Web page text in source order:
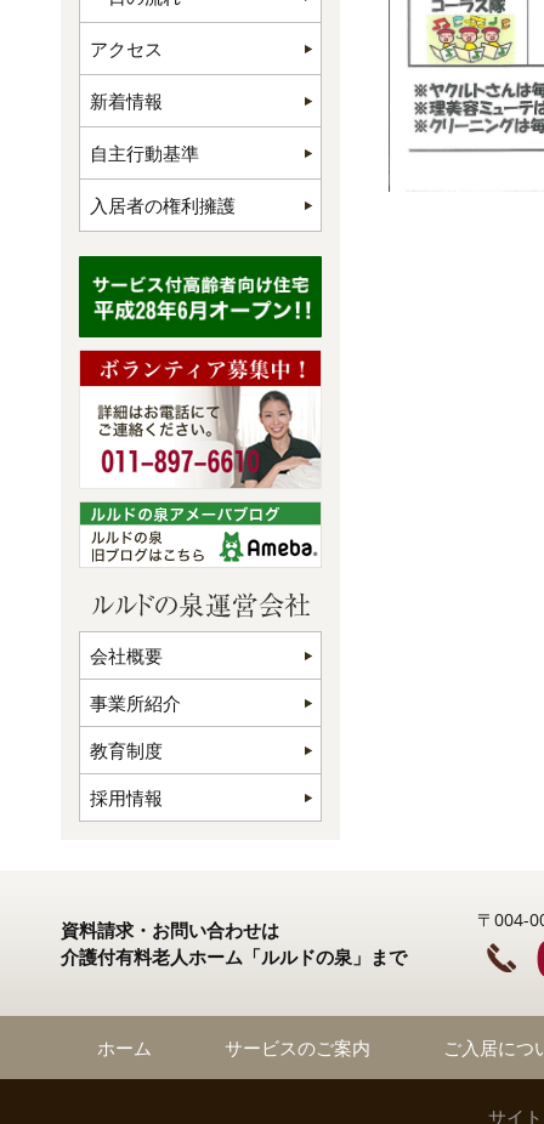
アクセス
新着情報
自主行動基準
入居者の権利擁護
会社概要
事業所紹介
教育制度
採用情報
資料請求・お問い合わせは
介護付有料老人ホーム「ルルドの泉」まで
〒004-
ホーム サービスのご案内 ご入居につ
サイ